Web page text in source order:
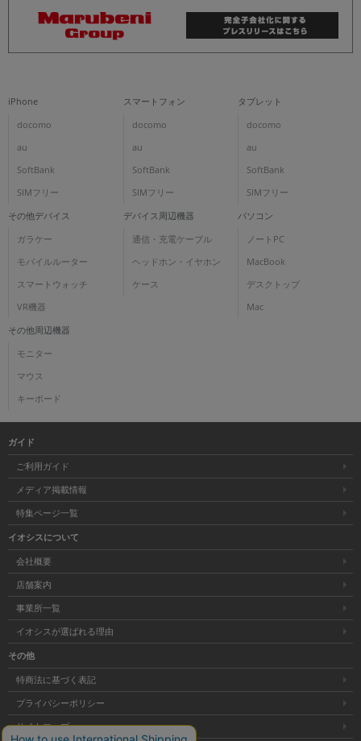
iPhone
docomo
au
SoftBank
SIMフリー
スマートフォン
docomo
au
SoftBank
SIMフリー
タブレット
docomo
au
SoftBank
SIMフリー
その他デバイス
ガラケー
モバイルルーター
スマートウォッチ
VR機器
デバイス周辺機器
通信・充電ケーブル
ヘッドホン・イヤホン
ケース
パソコン
ノートPC
MacBook
デスクトップ
Mac
その他周辺機器
モニター
マウス
キーボード
ガイド
ご利用ガイド
メディア掲載情報
特集ページ一覧
イオシスについて
会社概要
店舗案内
事業所一覧
イオシスが選ばれる理由
その他
特商法に基づく表記
プライバシーポリシー
サイトマップ